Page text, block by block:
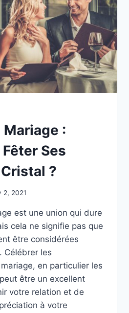
Mariage :
Ses
?
2, 2021
est une union qui dure
cela ne signifie pas que
être considérées
Célébrer les
en particulier les
être un excellent
votre relation et de
à votre